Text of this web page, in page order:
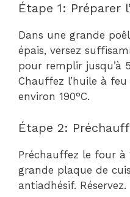
Étape 1: Préparer
Dans une grande
épais, versez
pour remplir jusqu’à
Chauffez l’huile à
environ 190°C.
Étape 2:
Préchauffez le four à
grande plaque de
antiadhésif. Réservez.